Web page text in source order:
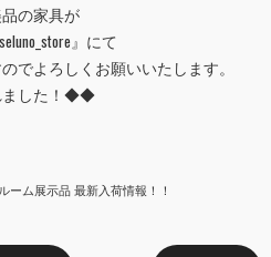
の家具が
seluno_store』にて
でよろしくお願いいたします。
ました！◆◆
ーム展示品 最新入荷情報！！